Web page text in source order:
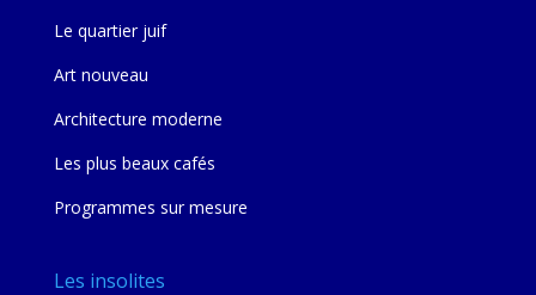
Le quartier juif
Art nouveau
Architecture moderne
Les plus beaux cafés
Programmes sur mesure
Les insolites